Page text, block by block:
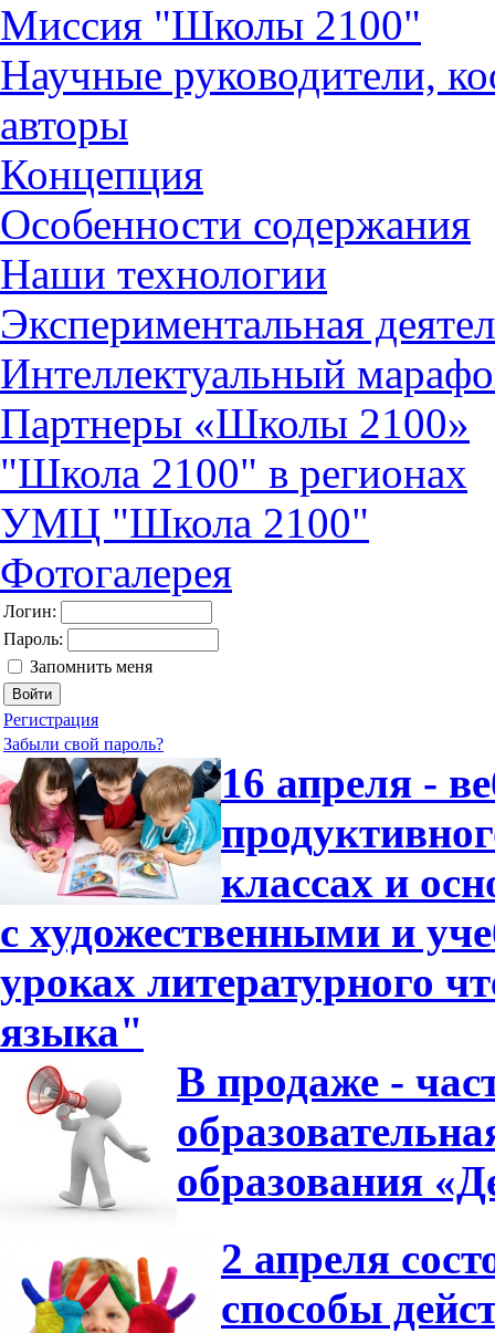
Миссия "Школы 2100"
Научные руководители,
авторы
Концепция
Особенности содержания
Наши технологии
Экспериментальная
Интеллектуальный
Партнеры «Школы 2100»
"Школа 2100" в регионах
УМЦ "Школа 2100"
Фотогалерея
Логин:
Пароль:
Запомнить меня
Регистрация
Забыли свой пароль?
16 апреля -
классах и
с художественными и
уроках литературного
языка"
В продаже -
образования
2 апреля
способы